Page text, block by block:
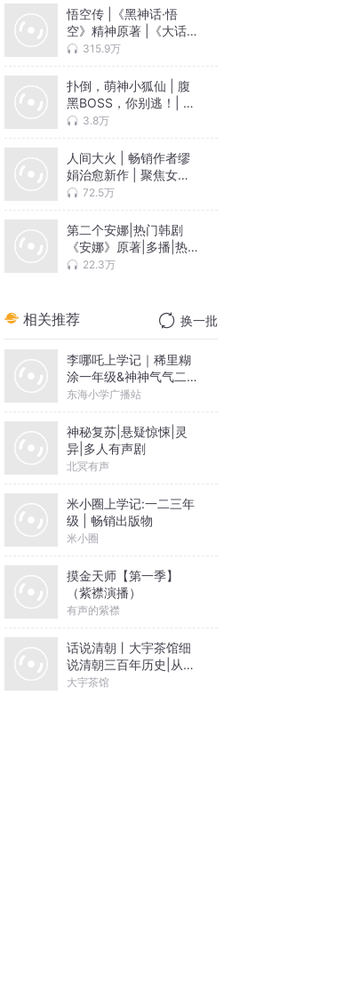
伯庸推荐 | SMG侧耳工
作室制作 | 谍战精品
悟空传 |《黑神话·悟
空》精神原著 |《大话西
游》配音团队领衔 | 今
315.9万
扑倒，萌神小狐仙 | 腹
黑BOSS，你别逃！| 不
要放弃治疗 | 睡懒觉的
3.8万
人间大火 | 畅销作者缪
娟治愈新作 | 聚焦女性
成长 | 咪咕杯IP赛道金
编中
72.5万
第二个安娜|热门韩剧
《安娜》原著|多播|热度
破15亿
22.3万
相关推荐 换一批
李哪吒上学记｜稀里糊
涂一年级&神神气气二年
级
东海小学广播站
神秘复苏|悬疑惊悚|灵
异|多人有声剧
北冥有声
米小圈上学记:一二三年
级 | 畅销出版物
米小圈
摸金天师【第一季】
（紫襟演播）
有声的紫襟
话说清朝丨大宇茶馆细
说清朝三百年历史|从努
尔哈赤到末代皇帝溥仪|
大宇茶馆